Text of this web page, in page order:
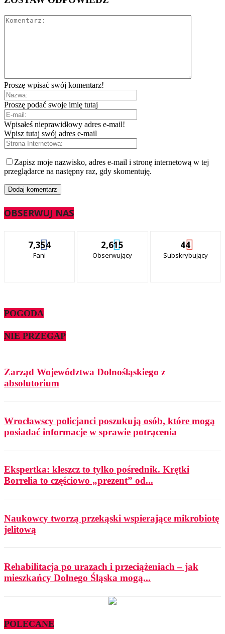
Proszę wpisać swój komentarz!
Proszę podać swoje imię tutaj
Wpisałeś nieprawidłowy adres e-mail!
Wpisz tutaj swój adres e-mail
Zapisz moje nazwisko, adres e-mail i stronę internetową w tej
przeglądarce na następny raz, gdy skomentuję.
OBSERWUJ NAS
7,354
Fani
2,615
Obserwujący
44
Subskrybujący
POGODA
NIE PRZEGAP
Zarząd Województwa Dolnośląskiego z
absolutorium
Wrocławscy policjanci poszukują osób, które mogą
posiadać informacje w sprawie potrącenia
Ekspertka: kleszcz to tylko pośrednik. Krętki
Borrelia to częściowo „prezent” od...
Naukowcy tworzą przekąski wspierające mikrobiotę
jelitową
Rehabilitacja po urazach i przeciążeniach – jak
mieszkańcy Dolnego Śląska mogą...
POLECANE